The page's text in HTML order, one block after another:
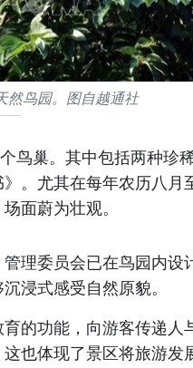
然鸟园。图自越通社
鸟巢。其中包括两种珍
。尤其在每年农历八月
面蔚为壮观。
理委员会已在鸟园内设
浸式感受自然原貌。
的功能，向游客传递人
也体现了景区将旅游发